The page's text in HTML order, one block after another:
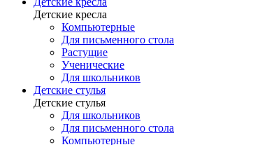
Детские кресла
Компьютерные
Для письменного стола
Растущие
Ученические
Для школьников
Детские стулья
Детские стулья
Для школьников
Для письменного стола
Компьютерные